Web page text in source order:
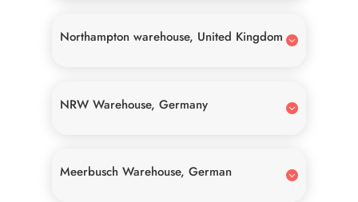
Northampton warehouse, United Kingdom
NRW Warehouse, Germany
Meerbusch Warehouse, German